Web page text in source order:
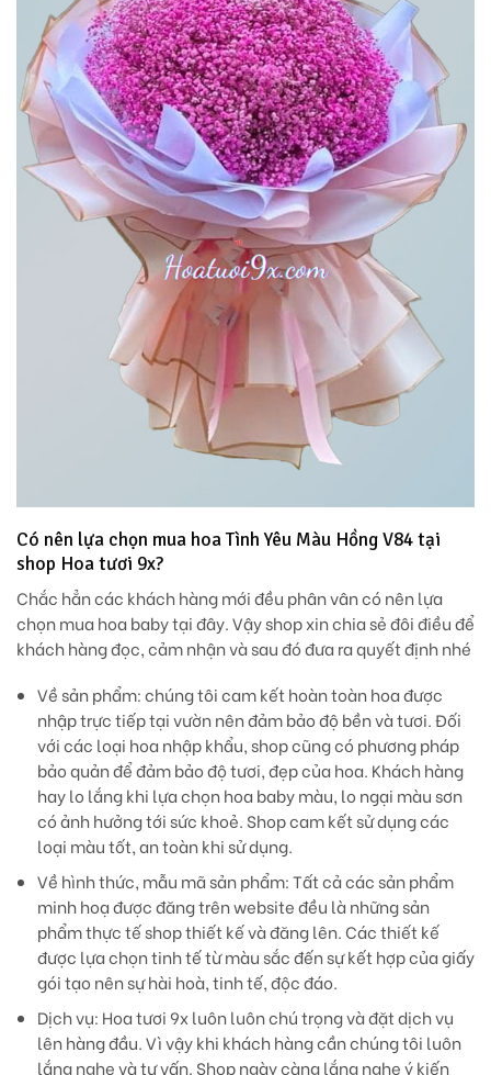
Có nên lựa chọn mua hoa Tình Yêu Màu Hồng V84 tại
shop Hoa tươi 9x?
Chắc hẳn các khách hàng mới đều phân vân có nên lựa
chọn mua hoa baby tại đây. Vậy shop xin chia sẻ đôi điều để
khách hàng đọc, cảm nhận và sau đó đưa ra quyết định nhé
Về sản phẩm:chúng tôi cam kết hoàn toàn hoa được
nhập trực tiếp tại vườn nên đảm bảo độ bền và tươi. Đối
với các loại hoa nhập khẩu, shop cũng có phương pháp
bảo quản để đảm bảo độ tươi, đẹp của hoa. Khách hàng
hay lo lắng khi lựa chọn hoa baby màu, lo ngại màu sơn
có ảnh hưởng tới sức khoẻ. Shop cam kết sử dụng các
loại màu tốt, an toàn khi sử dụng.
Về hình thức, mẫu mã sản phẩm:Tất cả các sản phẩm
minh hoạ được đăng trên website đều là những sản
phẩm thực tế shop thiết kế và đăng lên. Các thiết kế
được lựa chọn tinh tế từ màu sắc đến sự kết hợp của giấy
gói tạo nên sự hài hoà, tinh tế, độc đáo.
Dịch vụ: Hoa tươi 9x luôn luôn chú trọng và đặt dịch vụ
lên hàng đầu. Vì vậy khi khách hàng cần chúng tôi luôn
lắng nghe và tư vấn. Shop ngày càng lắng nghe ý kiến